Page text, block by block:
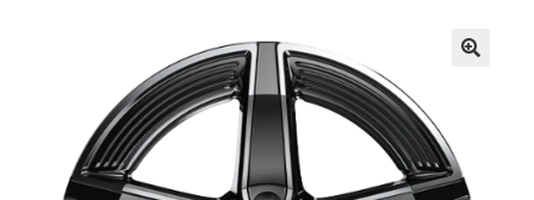
Vanteiden osto-opas
Auton renkaat